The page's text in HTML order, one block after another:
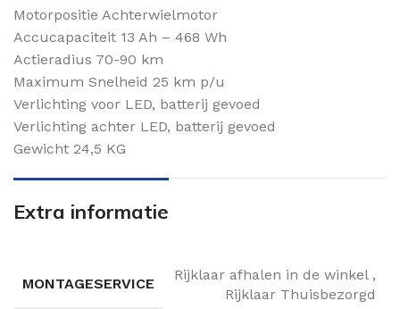
Motorpositie Achterwielmotor
Accucapaciteit 13 Ah – 468 Wh
Actieradius 70-90 km
Maximum Snelheid 25 km p/u
Verlichting voor LED, batterij gevoed
Verlichting achter LED, batterij gevoed
Gewicht 24,5 KG
Extra informatie
MONTAGESERVICE
Rijklaar afhalen in de winkel ,
Rijklaar Thuisbezorgd